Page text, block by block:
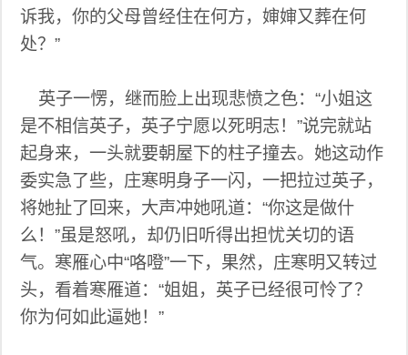
诉我，你的父母曾经住在何方，婶婶又葬在何
处？”
英子一愣，继而脸上出现悲愤之色：“小姐这
是不相信英子，英子宁愿以死明志！”说完就站
起身来，一头就要朝屋下的柱子撞去。她这动作
委实急了些，庄寒明身子一闪，一把拉过英子，
将她扯了回来，大声冲她吼道：“你这是做什
么！”虽是怒吼，却仍旧听得出担忧关切的语
气。寒雁心中“咯噔”一下，果然，庄寒明又转过
头，看着寒雁道：“姐姐，英子已经很可怜了？
你为何如此逼她！”